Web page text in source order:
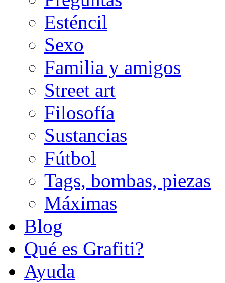
Esténcil
Sexo
Familia y amigos
Street art
Filosofía
Sustancias
Fútbol
Tags, bombas, piezas
Máximas
Blog
Qué es Grafiti?
Ayuda